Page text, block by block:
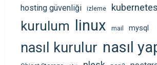
hosting güvenliği izleme kubernetes
kurulum linux mail mysql
nasıl kurulur nasıl